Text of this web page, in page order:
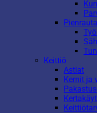
Pienrauta
Keittiö
Astiat
Kernit ja